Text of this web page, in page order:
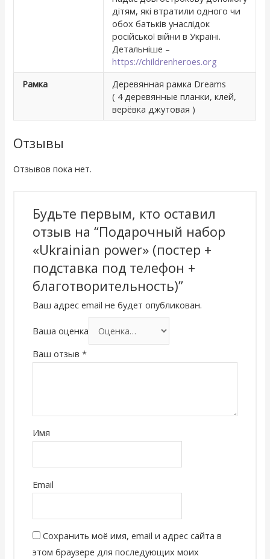
дітям, які втратили одного чи
обох батьків унаслідок
російської війни в Україні.
Детальніше –
https://childrenheroes.org
Рамка
Деревянная рамка Dreams
( 4 деревянные планки, клей,
верёвка джутовая )
Отзывы
Отзывов пока нет.
Будьте первым, кто оставил
отзыв на “Подарочный набор
«Ukrainian power» (постер +
подставка под телефон +
благотворительность)”
Ваш адрес email не будет опубликован.
Ваша оценка
Ваш отзыв *
Имя
Email
Сохранить моё имя, email и адрес сайта в
этом браузере для последующих моих